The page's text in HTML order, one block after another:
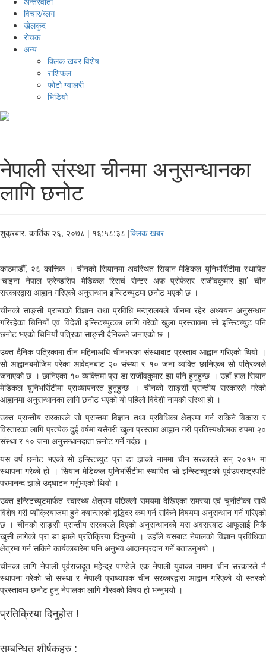
विचार/ब्लग
खेलकुद
रोचक
अन्य
क्लिक खबर विशेष
राशिफल
फोटो ग्यालरी
भिडियो
नेपाली संस्था चीनमा अनुसन्धानका
लागि छनोट
शुक्रबार, कार्तिक २६, २०७८ | १६:५८:३८ |क्लिक खबर
काठमाडौँ, २६ कात्तिक । चीनको सियानमा अवस्थित सियान मेडिकल युनिभर्सिटीमा स्थापित
‘चाइना नेपाल फ्रेन्डसिप मेडिकल रिसर्च सेन्टर अफ प्रोफेसर राजीवकुमार झा’ चीन
सरकारद्वारा आह्वान गरिएको अनुसन्धान इन्स्टिच्युटमा छनोट भएको छ ।
चीनको साङ्सी प्रान्तको विज्ञान तथा प्रविधि मन्त्रालयले चीनमा रहेर अध्ययन अनुसन्धान
गरिरहेका चिनियाँ एवं विदेशी इन्स्टिच्युटका लागि गरेको खुला प्रस्तावमा सो इन्स्टिच्युट पनि
छनोट भएको चिनियाँ पत्रिका साङ्सी दैनिकले जनाएको छ ।
उक्त दैनिक पत्रिकामा तीन महिनाअघि चीनभरका संस्थाबाट प्रस्ताव आह्वान गरिएको थियो ।
सो आह्वानबमोजिम परेका आवेदनबाट २० संस्था र १० जना व्यक्ति छानिएका सो पत्रिकाले
जनाएको छ । छानिएका १० व्यक्तिमा प्रा डा राजीवकुमार झा पनि हुनुहुन्छ । उहाँ हाल सियान
मेडिकल युनिभर्सिटीमा प्राध्यापनरत हुनुहुन्छ । चीनको साङ्सी प्रान्तीय सरकारले गरेको
आह्वानमा अनुसन्धानका लागि छनोट भएको यो पहिलो विदेशी नामको संस्था हो ।
उक्त प्रान्तीय सरकारले सो प्रान्तमा विज्ञान तथा प्रविधिका क्षेत्रमा गर्न सकिने विकास र
विस्तारका लागि प्रत्येक दुई वर्षमा यसैगरी खुला प्रस्ताव आह्वान गरी प्रतिस्पर्धात्मक रुपमा २०
संस्था र १० जना अनुसन्धानदाता छनोट गर्ने गर्दछ ।
यस वर्ष छनोट भएको सो इन्स्टिच्युट प्रा डा झाको नाममा चीन सरकारले सन् २०१५ मा
स्थापना गरेको हो । सियान मेडिकल युनिभर्सिटीमा स्थापित सो इन्स्टिच्युटको पूर्वउपराष्ट्रपति
परमानन्द झाले उद्घाटन गर्नुभएको थियो ।
उक्त इन्स्टिच्युटमार्फत स्वास्थ्य क्षेत्रमा पछिल्लो समयमा देखिएका समस्या एवं चुनौतीका साथै
विशेष गरी प्याँक्रियाजमा हुने क्यान्सरको वृद्धिदर कम गर्न सकिने विषयमा अनुसन्धान गर्ने गरिएको
छ । चीनको साङ्सी प्रान्तीय सरकारले दिएको अनुसन्धानको यस अवसरबाट आफूलाई निकै
खुसी लागेको प्रा डा झाले प्रतिक्रिया दिनुभयो । उहाँले यसबाट नेपालको विज्ञान प्रविधिका
क्षेत्रमा गर्न सकिने कार्यकाबारेमा पनि अनुभव आदानप्रदान गर्ने बताउनुभयो ।
चीनका लागि नेपाली पूर्वराजदूत महेन्द्र पाण्डेले एक नेपाली युवाका नाममा चीन सरकारले नै
स्थापना गरेको सो संस्था र नेपाली प्राध्यापक चीन सरकारद्वारा आह्वान गरिएको यो स्तरको
प्रस्तावमा छनोट हुनु नेपालका लागि गौरवको विषय हो भन्नुभयो ।
प्रतिक्रिया दिनुहोस !
सम्बन्धित शीर्षकहरु :